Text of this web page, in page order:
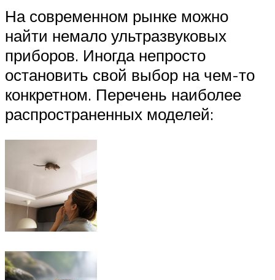
На современном рынке можно
найти немало ультразвуковых
приборов. Иногда непросто
остановить свой выбор на чем-то
конкретном. Перечень наиболее
распространенных моделей: